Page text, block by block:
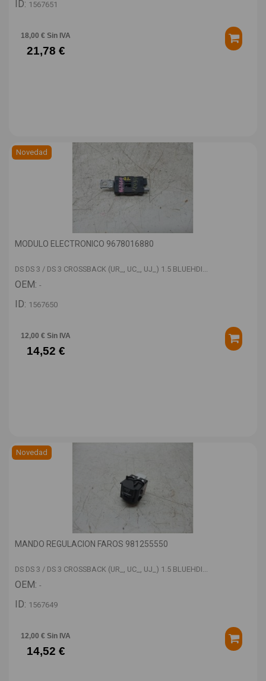
ID: 1567651
18,00 € Sin IVA
21,78 €
Novedad
MODULO ELECTRONICO 9678016880
DS DS 3 / DS 3 CROSSBACK (UR_, UC_, UJ_) 1.5 BLUEHDI...
OEM: -
ID: 1567650
12,00 € Sin IVA
14,52 €
Novedad
MANDO REGULACION FAROS 981255550
DS DS 3 / DS 3 CROSSBACK (UR_, UC_, UJ_) 1.5 BLUEHDI...
OEM: -
ID: 1567649
12,00 € Sin IVA
14,52 €